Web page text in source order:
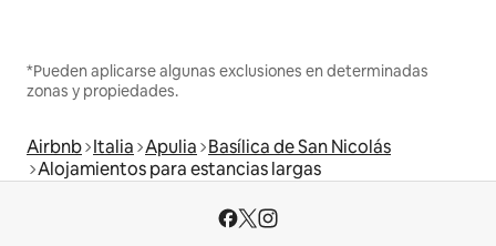
*Pueden aplicarse algunas exclusiones en determinadas
zonas y propiedades.
Airbnb Italia Apulia Basílica de San Nicolás
Alojamientos para estancias largas